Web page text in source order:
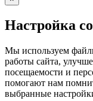
Настройка
Мы используем
работы сайта,
посещаемости и
помогают нам
выбранные